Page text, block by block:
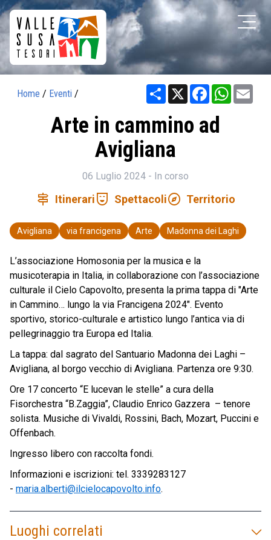
Home / Eventi / Share X Facebook
Arte in cammino ad
Avigliana
06 Luglio 2024 - In corso
signpost Itineraricomedy_mask Spettacoliexplore Territorio
Avigliana via francigena Arte Madonna dei Laghi
L’associazione Homosonia per la musica e la
musicoterapia in Italia, in collaborazione con l’associazione
culturale il Cielo Capovolto, presenta la prima tappa di "Arte
in Cammino… lungo la via Francigena 2024". Evento
sportivo, storico-culturale e artistico lungo l’antica via di
pellegrinaggio tra Europa ed Italia.
La tappa: dal sagrato del Santuario Madonna dei Laghi –
Avigliana, al borgo vecchio di Avigliana. Partenza ore 9:30.
Ore 17 concerto “E lucevan le stelle” a cura della
Fisorchestra “B.Zaggia”, Claudio Enrico Gazzera – tenore
solista. Musiche di Vivaldi, Rossini, Bach, Mozart, Puccini e
Offenbach.
Ingresso libero con raccolta fondi.
Informazioni e iscrizioni: tel. 3339283127
- maria.alberti@ilcielocapovolto.info.
Luoghi correlati